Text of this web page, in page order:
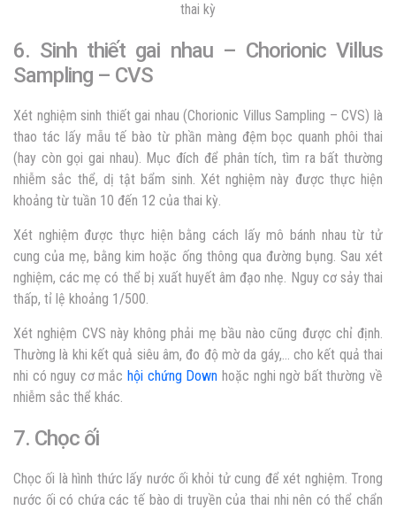
thai kỳ
6. Sinh thiết gai nhau – Chorionic Villus
Sampling – CVS
Xét nghiệm sinh thiết gai nhau (Chorionic Villus Sampling – CVS) là
thao tác lấy mẫu tế bào từ phần màng đệm bọc quanh phôi thai
(hay còn gọi gai nhau). Mục đích để phân tích, tìm ra bất thường
nhiễm sắc thể, dị tật bẩm sinh. Xét nghiệm này được thực hiện
khoảng từ tuần 10 đến 12 của thai kỳ.
Xét nghiệm được thực hiện bằng cách lấy mô bánh nhau từ tử
cung của mẹ, bằng kim hoặc ống thông qua đường bụng. Sau xét
nghiệm, các mẹ có thể bị xuất huyết âm đạo nhẹ. Nguy cơ sảy thai
thấp, tỉ lệ khoảng 1/500.
Xét nghiệm CVS này không phải mẹ bầu nào cũng được chỉ định.
Thường là khi kết quả siêu âm, đo độ mờ da gáy,… cho kết quả thai
nhi có nguy cơ mắc hội chứng Down hoặc nghi ngờ bất thường về
nhiễm sắc thể khác.
7. Chọc ối
Chọc ối là hình thức lấy nước ối khỏi tử cung để xét nghiệm. Trong
nước ối có chứa các tế bào di truyền của thai nhi nên có thể chẩn